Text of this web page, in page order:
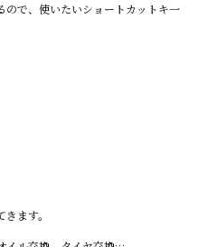
ので、使いたいショートカットキ一
ます。